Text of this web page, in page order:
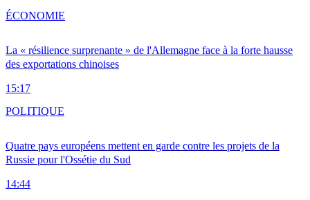
La « résilience surprenante » de l'Allemagne face à la forte hausse
des exportations chinoises
15:17
ÉCONOMIE
Quatre pays européens mettent en garde contre les projets de la
Russie pour l'Ossétie du Sud
14:44
POLITIQUE